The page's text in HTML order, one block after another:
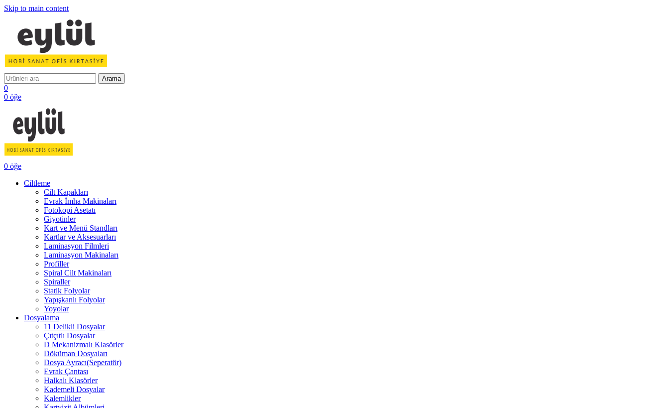
Skip to main content
Arama
0
0 öğe
0 öğe
Ciltleme
Cilt Kapakları
Evrak İmha Makinaları
Fotokopi Asetatı
Giyotinler
Kart ve Menü Standları
Kartlar ve Aksesuarları
Laminasyon Filmleri
Laminasyon Makinaları
Profiller
Spiral Cilt Makinaları
Spiraller
Statik Folyolar
Yapışkanlı Folyolar
Yoyolar
Dosyalama
11 Delikli Dosyalar
Çıtçıtlı Dosyalar
D Mekanizmalı Klasörler
Döküman Dosyaları
Dosya Ayracı(Seperatör)
Evrak Çantası
Halkalı Klasörler
Kademeli Dosyalar
Kalemlikler